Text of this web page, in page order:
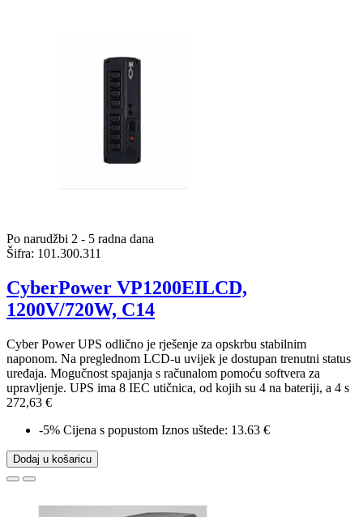
Po narudžbi 2 - 5 radna dana
Šifra: 101.300.311
CyberPower VP1200EILCD,
1200V/720W, C14
Cyber Power UPS odlično je rješenje za opskrbu stabilnim
naponom. Na preglednom LCD-u uvijek je dostupan trenutni status
uređaja. Mogučnost spajanja s računalom pomoću softvera za
upravljenje. UPS ima 8 IEC utičnica, od kojih su 4 na bateriji, a 4 s
272,63 €
-5% Cijena s popustom Iznos uštede: 13.63 €
Dodaj u košaricu